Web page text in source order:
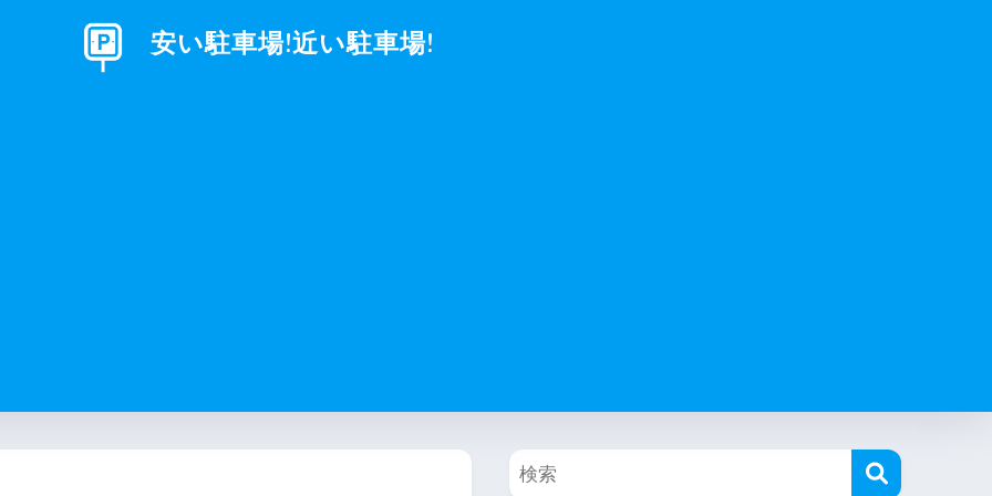
安い駐車場!近い駐車場!